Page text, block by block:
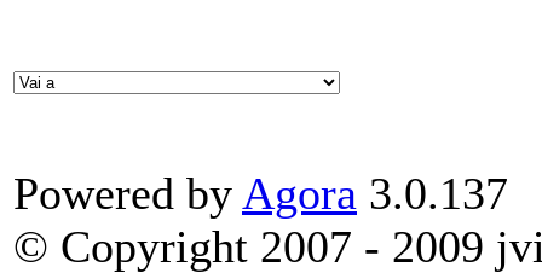
Powered by Agora 3.0.137
© Copyright 2007 - 2009